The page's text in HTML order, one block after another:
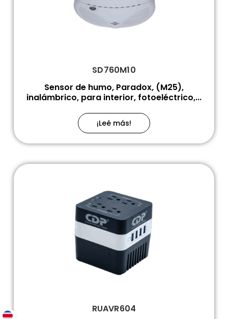
SD760M10
Sensor de humo, Paradox, (M25),
inalámbrico, para interior, fotoeléctrico,...
¡Leé más!
RUAVR604